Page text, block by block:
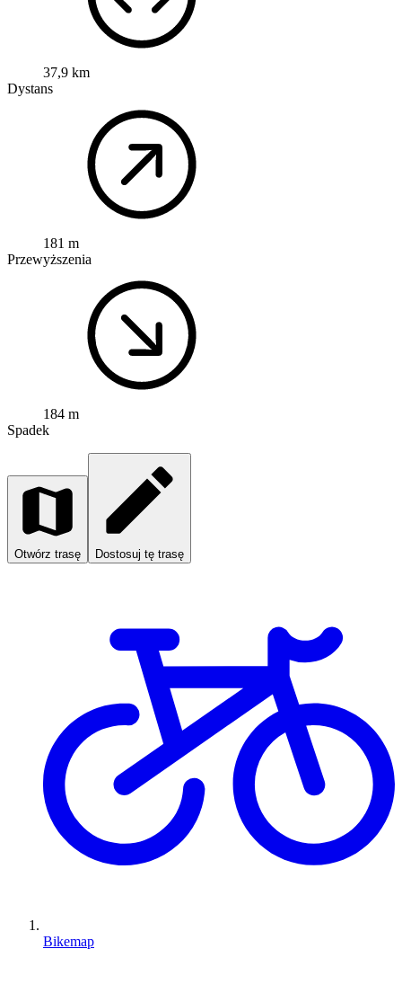
37,9 km
Dystans
181 m
Przewyższenia
184 m
Spadek
Otwórz trasę Dostosuj tę trasę
Bikemap